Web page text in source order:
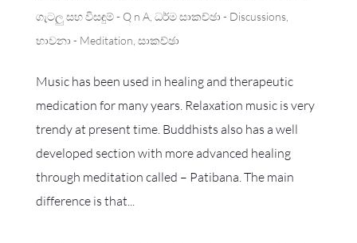
ගැටලු සහ විසඳුම් - Q n A, ධර්ම සාකච්ඡා - Discussions,
භාවනා - Meditation සාකච්ඡා
Music has been used in healing and therapeutic
medication for many years. Relaxation music is very
trendy at present time. Buddhists also has a well
developed section with more advanced healing
through meditation called – Patibana. The main
difference is that...